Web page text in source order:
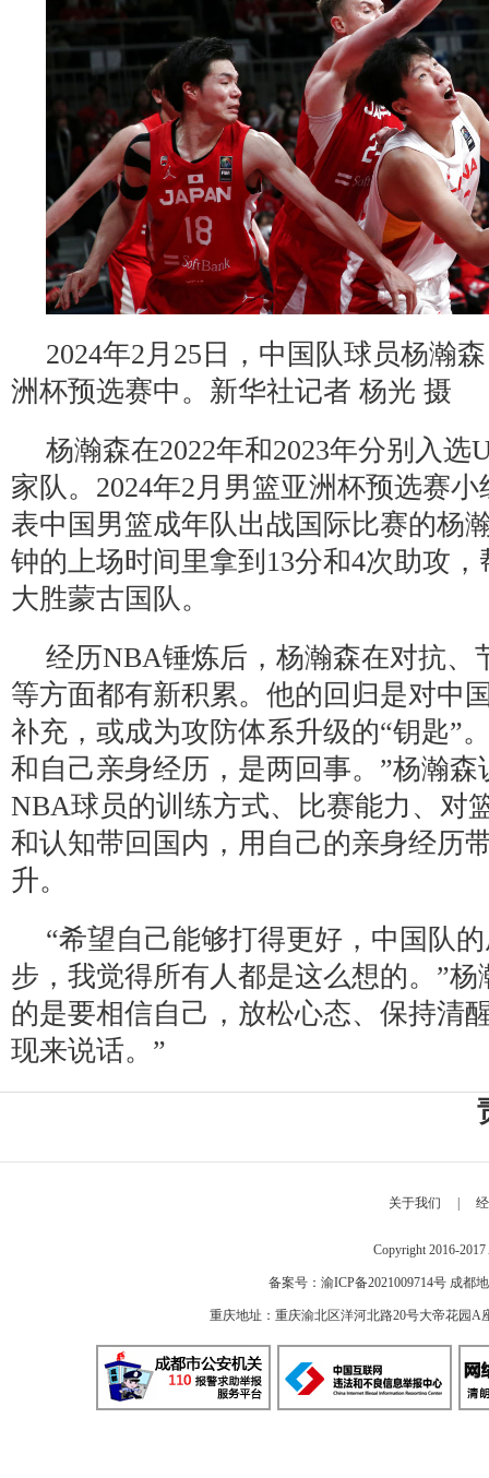
2024年2月25日，中国队球员杨瀚
洲杯预选赛中。新华社记者 杨光 摄
杨瀚森在2022年和2023年分别入选
家队。2024年2月男篮亚洲杯预选赛
表中国男篮成年队出战国际比赛的杨
钟的上场时间里拿到13分和4次助攻，
大胜蒙古国队。
经历NBA锤炼后，杨瀚森在对抗、
等方面都有新积累。他的回归是对中
补充，或成为攻防体系升级的“钥匙”
和自己亲身经历，是两回事。”杨瀚森
NBA球员的训练方式、比赛能力、对
和认知带回国内，用自己的亲身经历
升。
“希望自己能够打得更好，中国队
步，我觉得所有人都是这么想的。”杨
的是要相信自己，放松心态、保持清
现来说话。”
关于我们
Copyright 2016-
备案号： 渝ICP备2021009714号 成都
重庆地址：重庆渝北区洋河北路20号大帝花园A